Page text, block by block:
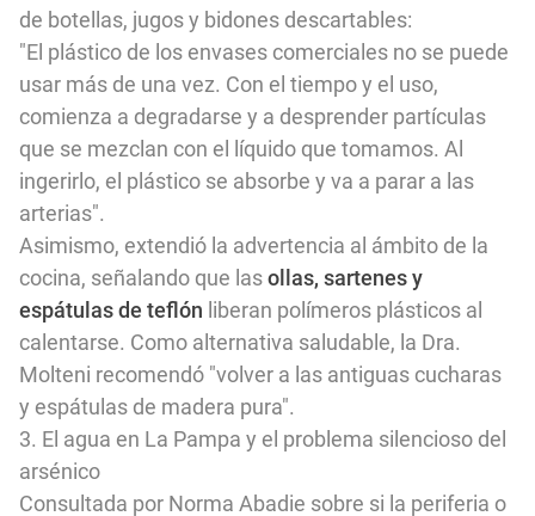
de botellas, jugos y bidones descartables:
"El plástico de los envases comerciales no se puede
usar más de una vez. Con el tiempo y el uso,
comienza a degradarse y a desprender partículas
que se mezclan con el líquido que tomamos. Al
ingerirlo, el plástico se absorbe y va a parar a las
arterias".
Asimismo, extendió la advertencia al ámbito de la
cocina, señalando que lasollas, sartenes y
espátulas de teflón liberan polímeros plásticos al
calentarse. Como alternativa saludable, la Dra.
Molteni recomendó "volver a las antiguas cucharas
y espátulas de madera pura".
3. El agua en La Pampa y el problema silencioso del
arsénico
Consultada por Norma Abadie sobre si la periferia o